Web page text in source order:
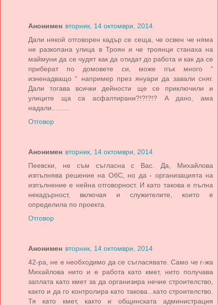
Анонимен вторник, 14 октомври, 2014
Дали някой отговорен кадър се сеща, че освен че няма
не разкопана улица в Троян и че троянци станаха на
маймуни да се чудят как да отидат до работа и как да се
приберат по домовете си, може пък много “
изненадващо “ например през януари да завали сняг.
Дали тогава всички дейности ще се приключили и
улиците ща са асфалтирани?!?!?!? А дано, ама
надали.........
Отговор
Анонимен вторник, 14 октомври, 2014
Пеевски, не съм съгласна с Вас. Да, Михайлова
изпълнява решение на ОбС, но да - организацията на
изпълнение е нейна отговорност. И като такова е пълна
некадърност, включая и служителите, които е
определила по проекта.
Отговор
Анонимен вторник, 14 октомври, 2014
42-ра, не е необходимо да се съгласявате. Само че г-жа
Михайлова нито и е работа като кмет, нито получава
заплата като кмет за да организира нечие строителство,
както и да го контролира като такова...като строителство.
Тя като кмет, както и общинската администрация